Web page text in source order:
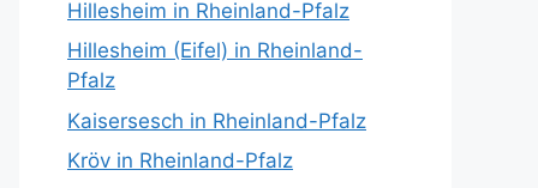
Hillesheim in Rheinland-Pfalz
Hillesheim (Eifel) in Rheinland-
Pfalz
Kaisersesch in Rheinland-Pfalz
Kröv in Rheinland-Pfalz